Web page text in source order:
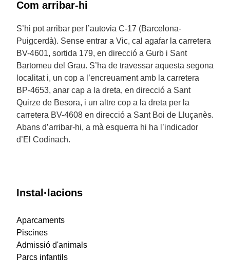
Com arribar-hi
S’hi pot arribar per l’autovia C-17 (Barcelona-
Puigcerdà). Sense entrar a Vic, cal agafar la carretera
BV-4601, sortida 179, en direcció a Gurb i Sant
Bartomeu del Grau. S’ha de travessar aquesta segona
localitat i, un cop a l’encreuament amb la carretera
BP-4653, anar cap a la dreta, en direcció a Sant
Quirze de Besora, i un altre cop a la dreta per la
carretera BV-4608 en direcció a Sant Boi de Lluçanès.
Abans d’arribar-hi, a mà esquerra hi ha l’indicador
d’El Codinach.
Instal·lacions
Aparcaments
Piscines
Admissió d'animals
Parcs infantils